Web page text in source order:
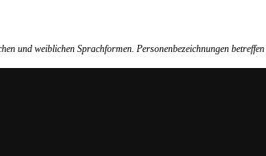
und weiblichen Sprachformen. Personenbezeichnungen